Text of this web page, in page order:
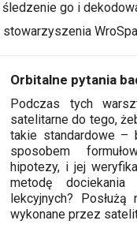
go i
Orbitalne pytania
Podczas tych
satelitarne do tego,
takie standardowe –
sposobem
hipotezy, i jej
metodę dociekania
lekcyjnych?
wykonane przez